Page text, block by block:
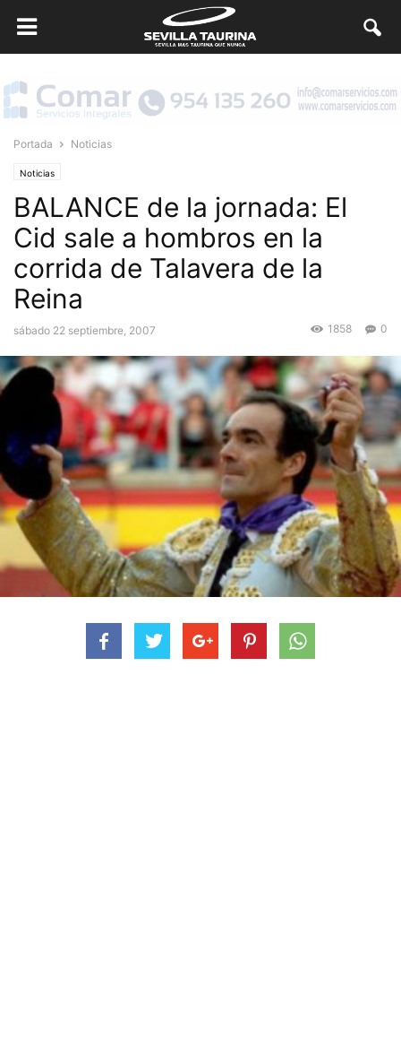
Portada Noticias
Noticias
BALANCE de la jornada: El
Cid sale a hombros en la
corrida de Talavera de la
Reina
sábado 22 septiembre, 2007 0
1858